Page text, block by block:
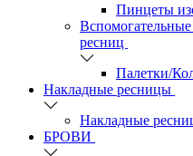
Пинцеты
ресниц
Палетки/
Накладные ресницы
Накладные
БРОВИ